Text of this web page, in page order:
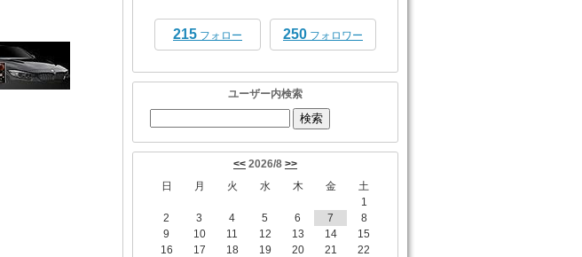
215 フォロー 250 フォロワー
ユーザー内検索
<< 2026/8 >>
日
月 火 水 木 金
土
1
2
3 4 5 6 7
8
9
10 11 12 13 14
15
16
17 18 19 20 21
22